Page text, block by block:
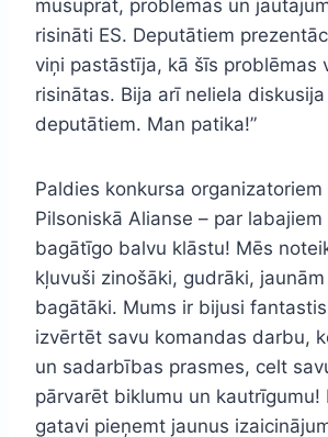
mūsuprāt, problēmas un
risināti ES. Deputātiem
viņi pastāstīja, kā šīs problēmas
risinātas. Bija arī neliela
deputātiem. Man patika!”
Paldies konkursa organizatoriem
Pilsoniskā Alianse – par
bagātīgo balvu klāstu! Mēs
kļuvuši zinošāki, gudrāki,
bagātāki. Mums ir bijusi
izvērtēt savu komandas darbu,
un sadarbības prasmes, celt
pārvarēt biklumu un kautrīgumu!
gatavi pieņemt jaunus